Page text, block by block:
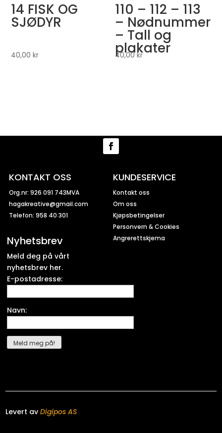
14 FISK OG
SJØDYR
40,00kr
110 – 112 – 113
– Nødnummer
– Tall og
plakater
40,00kr
KONTAKT OSS
Org.nr: 926 091 743MVA
hagakreative@gmail.com
Telefon: 958 40 301
Nyhetsbrev
Meld deg på vårt
nyhetsbrev her.
E-postadresse:
Navn:
KUNDESERVICE
Kontakt oss
Om oss
Kjøpsbetingelser
Personvern & Cookies
Angrerettskjema
Levert avDigipos AS